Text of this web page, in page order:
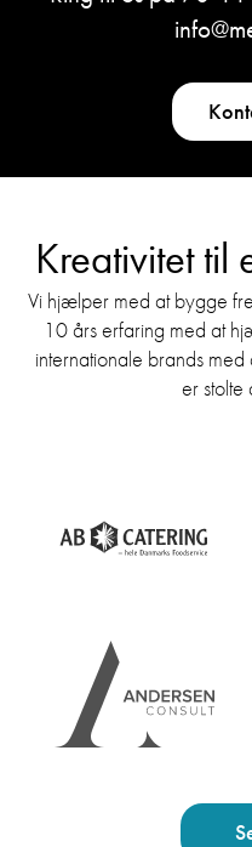
Kreativitet til
Vi hjælper med at bygge
10 års erfaring med at
internationale brands
er stolte